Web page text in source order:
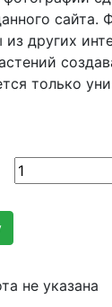
сайта.
других
только
не указана